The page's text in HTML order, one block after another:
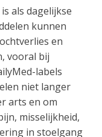
als dagelijkse
kunnen
en
vooral bij
labels
niet langer
arts en om
misselijkheid,
in stoelgang